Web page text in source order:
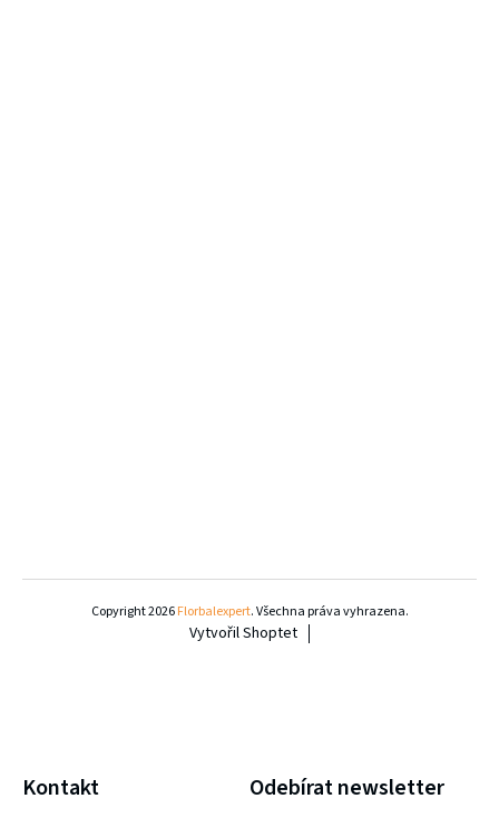
Kontakt Odebírat newsletter
Vytvořil Shoptet
Copyright 2026Florbalexpert. Všechna práva vyhrazena.